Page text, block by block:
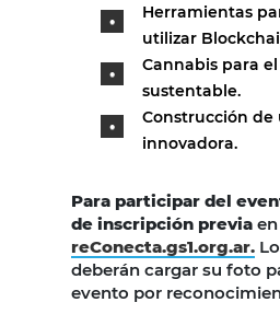
Herramientas
utilizar
Cannabis para
sustentable.
Construcción
innovadora.
Para participar del
de inscripción previa en
reConecta.gs1.org.ar.
deberán cargar su foto
evento por